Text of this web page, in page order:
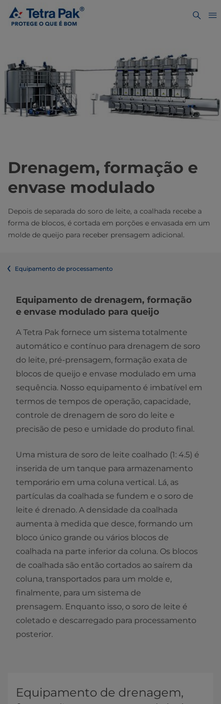
Drenagem, formação e
envase modulado
Depois de separada do soro de leite, a coalhada recebe a
forma de blocos, é cortada em porções e envasada em um
molde de queijo para receber prensagem adicional.
Equipamento de processamento
Equipamento de drenagem, formação
e envase modulado​ para queijo
A Tetra Pak fornece um sistema totalmente
automático e contínuo para drenagem de soro
do leite, pré-prensagem, formação exata de
blocos de queijo e envase modulado em uma
sequência. Nosso equipamento é imbatível em
termos de tempos de operação, capacidade,
controle de drenagem de soro do leite e
precisão de peso e umidade do produto final.
Uma mistura de soro de leite coalhado (1: 4.5) é
inserida de um tanque para armazenamento
temporário em uma coluna vertical. Lá, as
partículas da coalhada se fundem e o soro de
leite é drenado. A densidade da coalhada
aumenta à medida que desce, formando um
bloco único grande ou vários blocos de
coalhada na parte inferior da coluna. Os blocos
de coalhada são então cortados ao saírem da
coluna, transportados para um molde e,
finalmente, para um sistema de
prensagem. Enquanto isso, o soro de leite é
coletado e descarregado para processamento
posterior.
Equipamento de drenagem,